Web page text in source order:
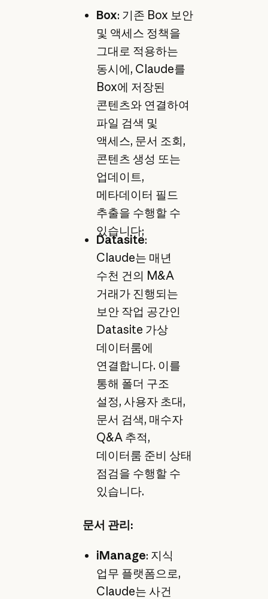
Box: 기존 Box 보안
및 액세스 정책을
그대로 적용하는
동시에, Claude를
Box에 저장된
콘텐츠와 연결하여
파일 검색 및
액세스, 문서 조회,
콘텐츠 생성 또는
업데이트,
메타데이터 필드
추출을 수행할 수
있습니다;
Datasite:
Claude는 매년
수천 건의 M&A
거래가 진행되는
보안 작업 공간인
Datasite 가상
데이터룸에
연결합니다. 이를
통해 폴더 구조
설정, 사용자 초대,
문서 검색, 매수자
Q&A 추적,
데이터룸 준비 상태
점검을 수행할 수
있습니다.
문서 관리:
iManage: 지식
업무 플랫폼으로,
Claude는 사건